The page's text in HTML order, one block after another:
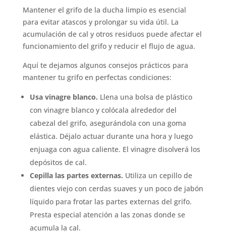
Mantener el grifo de la ducha limpio es esencial
para evitar atascos y prolongar su vida útil. La
acumulación de cal y otros residuos puede afectar el
funcionamiento del grifo y reducir el flujo de agua.
Aquí te dejamos algunos consejos prácticos para
mantener tu grifo en perfectas condiciones:
Usa vinagre blanco. Llena una bolsa de plástico
con vinagre blanco y colócala alrededor del
cabezal del grifo, asegurándola con una goma
elástica. Déjalo actuar durante una hora y luego
enjuaga con agua caliente. El vinagre disolverá los
depósitos de cal.
Cepilla las partes externas. Utiliza un cepillo de
dientes viejo con cerdas suaves y un poco de jabón
líquido para frotar las partes externas del grifo.
Presta especial atención a las zonas donde se
acumula la cal.